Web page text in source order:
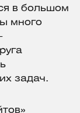
в большом
много
задач.